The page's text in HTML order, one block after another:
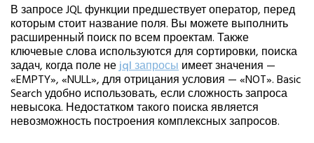
В запросе JQL функции предшествует оператор, перед
которым стоит название поля. Вы можете выполнить
расширенный поиск по всем проектам. Также
ключевые слова используются для сортировки, поиска
задач, когда поле неjql запросыимеет значения —
«EMPTY», «NULL», для отрицания условия — «NOT». Basic
Search удобно использовать, если сложность запроса
невысока. Недостатком такого поиска является
невозможность построения комплексных запросов.